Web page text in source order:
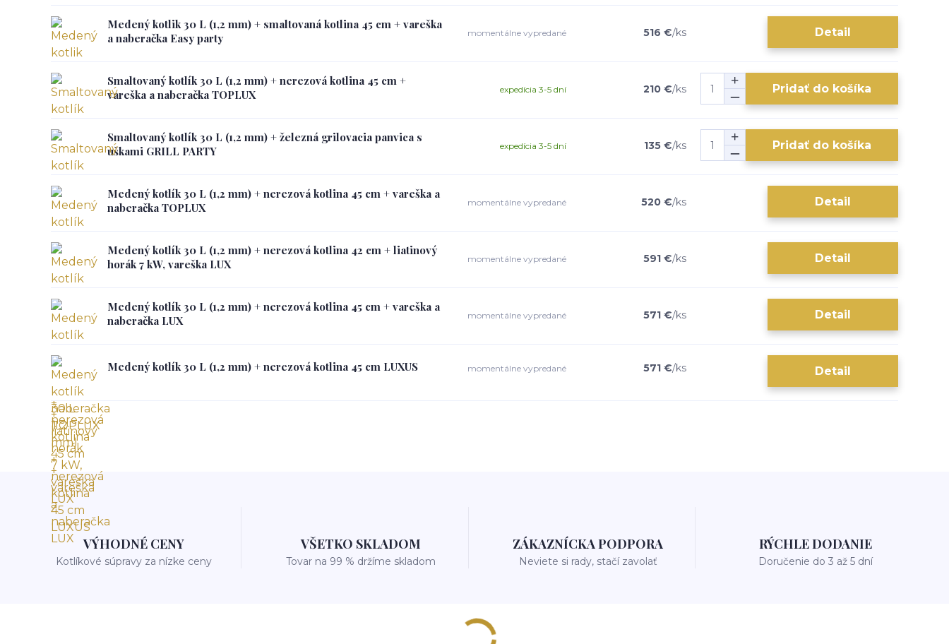
Medený kotlik 30 L (1,2 mm) + smaltovaná kotlina 45 cm + vareška
a naberačka Easy party
516 €/ks
momentálne vypredané Detail
Smaltovaný kotlík 30 L (1,2 mm) + nerezová kotlina 45 cm +
vareška a naberačka TOPLUX
210 €/ks
expedícia 3-5 dní Pridať do košíka
Smaltovaný kotlík 30 L (1,2 mm) + železná grilovacia panvica s
uškami GRILL PARTY
135 €/ks
expedícia 3-5 dní Pridať do košíka
Medený kotlík 30 L (1,2 mm) + nerezová kotlina 45 cm + vareška a
naberačka TOPLUX
520 €/ks
momentálne vypredané Detail
Medený kotlík 30 L (1,2 mm) + nerezová kotlina 42 cm + liatinový
horák 7 kW, vareška LUX
591 €/ks
momentálne vypredané Detail
Medený kotlík 30 L (1,2 mm) + nerezová kotlina 45 cm + vareška a
naberačka LUX
571 €/ks
momentálne vypredané Detail
Medený kotlík 30 L (1,2 mm) + nerezová kotlina 45 cm LUXUS 571 €/ks
momentálne vypredané Detail
VÝHODNÉ CENY
Kotlíkové súpravy za nízke ceny
VŠETKO SKLADOM
Tovar na 99 % držíme skladom
ZÁKAZNÍCKA PODPORA
Neviete si rady, stačí zavolať
RÝCHLE DODANIE
Doručenie do 3 až 5 dní